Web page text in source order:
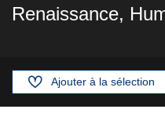
Renaissance,
Ajouter à la sélection